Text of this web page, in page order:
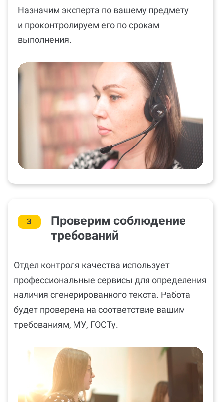
Назначим эксперта по вашему предмету
и проконтролируем его по срокам
выполнения.
3
Проверим соблюдение
требований
Отдел контроля качества использует
профессиональные сервисы для определения
наличия сгенерированного текста. Работа
будет проверена на соответствие вашим
требованиям, МУ, ГОСТу.